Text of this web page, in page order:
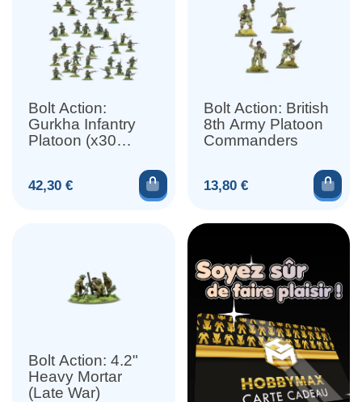
Bolt Action:
Gurkha Infantry
Platoon (x30
Prix
42,30 € Ajouter au panier
Bolt Action: British
8th Army Platoon
Commanders
Prix
13,80 €
Bolt Action: 4.2"
Heavy Mortar
(Late War)